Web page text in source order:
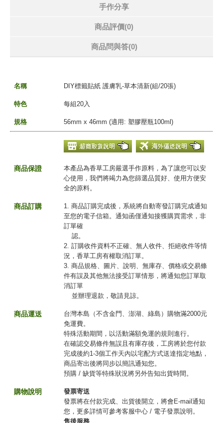
手作分享
商品評價(0)
商品問與答(0)
名稱 DIY標籤貼紙 護膚乳-草本清新(組/20張)
特色 每組20入
規格 56mm x 46mm (適用: 塑膠壓瓶100ml)
商品保證
本產品為香草工房嚴選手作原料，為了讓您可以安
心使用，我們將竭力為您篩選品質好、使用方便安
全的原料。
商品訂購
1. 商品訂購完成後，系統將自動寄發訂購完成通知
至您的電子信箱。通知函僅通知接獲購買需求，非
訂單確
認。
2. 訂購收件資料不正確、無人收件、拒絕收件等情
況，香草工房有權取消訂單。
3. 商品規格、圖片、說明、無庫存、價格或交易條
件有誤及其他無法接受訂單情形，將通知您訂單取
消訂單
並辦理退款，敬請見諒。
商品運送
台灣本島（不含金門、澎湖、綠島）購物滿2000元
免運費。
特殊活動期間，以活動滿額免運的規則進行。
在確認交易條件無誤且有庫存後，工房將於您付款
完成後約1-3個工作天內以宅配方式送達指定地點，
商品寄出後將同步以簡訊通知您。
預購 / 缺貨等特殊狀況將另外告知出貨時間。
購物說明
發票寄送
發票將在付款完成、出貨後開立，將會E-mail通知
您，更多詳情可參考客服中心 / 電子發票說明。
售後服務